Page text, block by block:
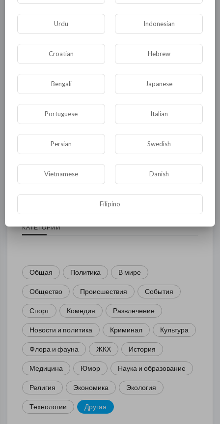
0 0 • 0 Комментарии
Опубликовать
Комментариев нет
КАТЕГОРИИ
Общая Политика В мире
Общество Происшествия События
Спорт Комедия Развлечение
Новости и политика Криминал Культура
Флора и фауна ЖКХ История
Медицина Юмор Наука и образование
Религия Экономика Экология
Технологии Другая
Urdu Indonesian
Croatian Hebrew
Bengali Japanese
Portuguese Italian
Persian Swedish
Vietnamese Danish
Filipino